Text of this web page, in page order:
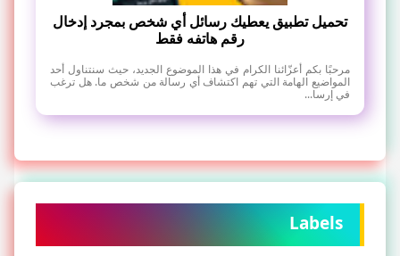
تحميل تطبيق يعطيك رسائل أي شخص بمجرد إدخال
رقم هاتفه فقط
مرحبًا بكم أعزّائنا الكرام في هذا الموضوع الجديد، حيث سنتناول أحد
المواضيع الهامة التي تهم اكتشاف أي رسالة من شخص ما. هل ترغب
في إرسا...
Labels